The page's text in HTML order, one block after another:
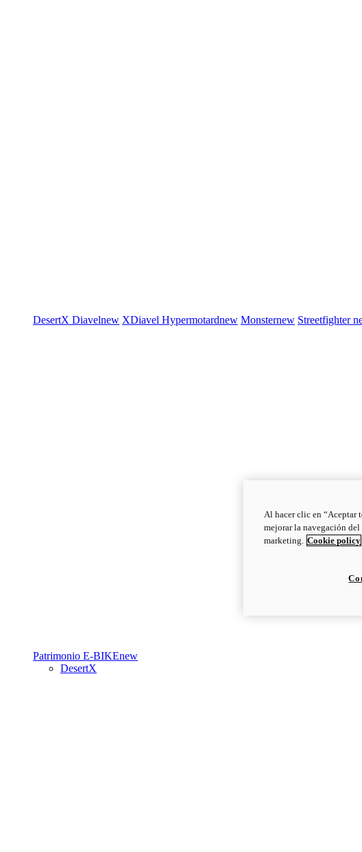
DesertX Diavelnew XDiavel Hypermotardnew Monsternew Streetfighter
Patrimonio E-BIKEnew
DesertX
Al hacer clic en “Aceptar
mejorar la navegación
marketing. Cookie policy